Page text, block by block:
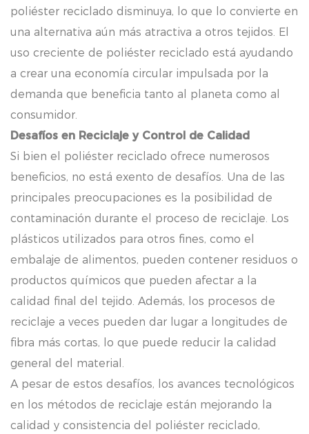
poliéster reciclado disminuya, lo que lo convierte en
una alternativa aún más atractiva a otros tejidos. El
uso creciente de poliéster reciclado está ayudando
a crear una economía circular impulsada por la
demanda que beneficia tanto al planeta como al
consumidor.
Desafíos en Reciclaje y Control de Calidad
Si bien el poliéster reciclado ofrece numerosos
beneficios, no está exento de desafíos. Una de las
principales preocupaciones es la posibilidad de
contaminación durante el proceso de reciclaje. Los
plásticos utilizados para otros fines, como el
embalaje de alimentos, pueden contener residuos o
productos químicos que pueden afectar a la
calidad final del tejido. Además, los procesos de
reciclaje a veces pueden dar lugar a longitudes de
fibra más cortas, lo que puede reducir la calidad
general del material.
A pesar de estos desafíos, los avances tecnológicos
en los métodos de reciclaje están mejorando la
calidad y consistencia del poliéster reciclado,